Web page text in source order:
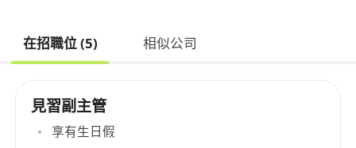
在招職位 (5) 相似公司
見習副主管
享有生日假